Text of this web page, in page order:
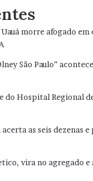
morre afogado em
São Paulo”
do Hospital Regional
as seis dezenas
vira no agregado e